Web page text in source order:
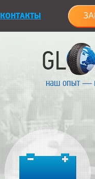
КОНТАКТЫ
наш опыт —